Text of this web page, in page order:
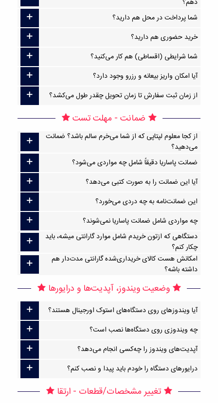
دهم؟
شما پرداخت در محل هم دارید؟
خرید حضوری هم دارید؟
شما شرایطی (اقساطی) هم کار می‌کنید؟
آیا امکان واریز بیعانه و رزرو وجود دارد؟
از زمان ثبت سفارش تا زمان تحویل چقدر طول می‌کشد؟
ضمانت - مهلت تست
از کجا معلوم لپتاپی که از شما می‌خرم سالم باشد؟ ضمانت
می‌دهید؟
ضمانت پاساریا دقیقاً شامل چه مواردی می‌شود؟
آیا این ضمانت را به صورت کتبی می‌دهد؟
این ضمانت‌نامه به چه دردی می‌خورد؟
چه مواردی شامل ضمانت پاساریا نمی‌شوند؟
دستگاهی که ازتون خریدم شامل موارد گارانتی میشه، باید
چکار کنم؟
امکانش هست کالای خریداری‌شده گارانتی مدت‌دار هم
داشته باشه؟
وضعیت ویندوز، آپدیت‌ها و درایورها
آیا ویندوزهای روی دستگاه‌های استوک اورجینال هستند؟
چه ویندوزی روی دستگاه‌ها نصب است؟
آپدیت‌های ویندوز را چه‌کسی انجام می‌دهد؟
درایورهای دستگاه را خودم باید پیدا و نصب کنم؟
تغییر مشخصات/قطعات - ارتقا